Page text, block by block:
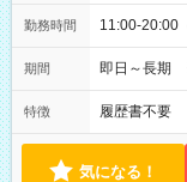
勤務時間 11:00-20:00
期間 即日～長期
特徴 履歴書不要
気になる！